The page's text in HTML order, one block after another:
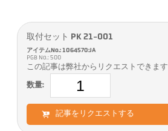
取付セット PK 21-001
アイテムNo.: 1064570:JA
PGB No.: 500
この記事は弊社からリクエストできます
数量:
記事をリクエストする